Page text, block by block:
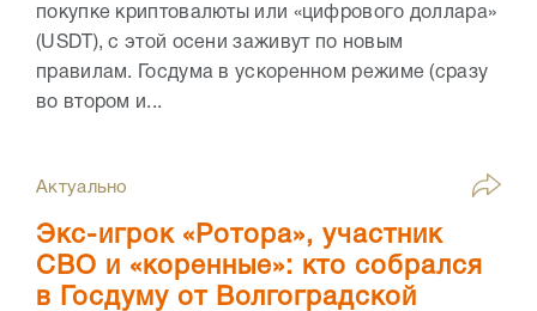
покупке криптовалюты или «цифрового доллара»
(USDT), с этой осени заживут по новым
правилам. Госдума в ускоренном режиме (сразу
во втором и...
Актуально
Экс-игрок «Ротора», участник
СВО и «коренные»: кто собрался
в Госдуму от Волгоградской